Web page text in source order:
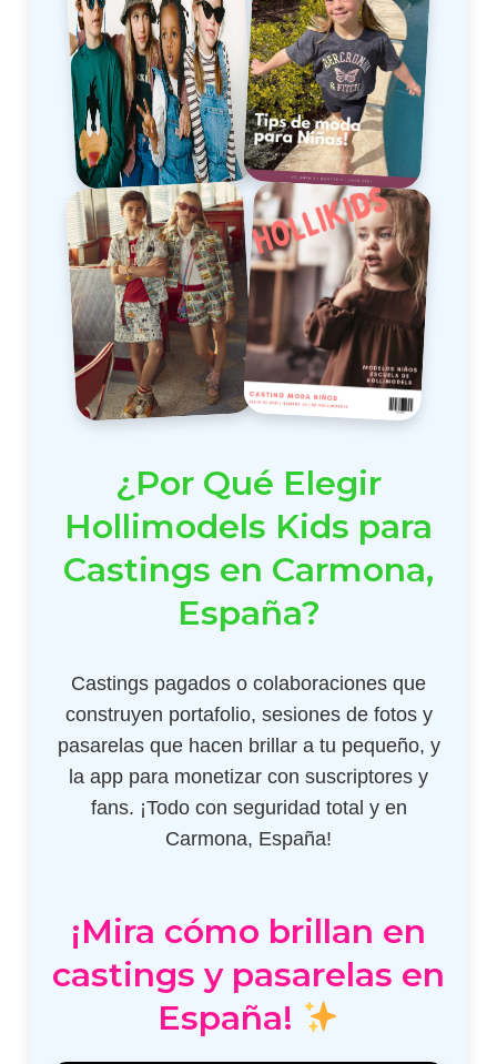
¿Por Qué Elegir
Hollimodels Kids para
Castings en Carmona,
España?
Castings pagados o colaboraciones que
construyen portafolio, sesiones de fotos y
pasarelas que hacen brillar a tu pequeño, y
la app para monetizar con suscriptores y
fans. ¡Todo con seguridad total y en
Carmona, España!
¡Mira cómo brillan en
castings y pasarelas en
España!